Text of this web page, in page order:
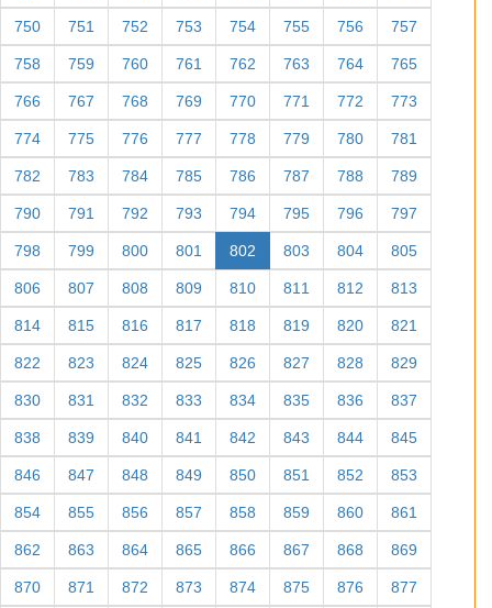
750 751 752 753 754 755 756 757
758 759 760 761 762 763 764 765
766 767 768 769 770 771 772 773
774 775 776 777 778 779 780 781
782 783 784 785 786 787 788 789
790 791 792 793 794 795 796 797
798 799 800 801 802 803 804 805
806 807 808 809 810 811 812 813
814 815 816 817 818 819 820 821
822 823 824 825 826 827 828 829
830 831 832 833 834 835 836 837
838 839 840 841 842 843 844 845
846 847 848 849 850 851 852 853
854 855 856 857 858 859 860 861
862 863 864 865 866 867 868 869
870 871 872 873 874 875 876 877